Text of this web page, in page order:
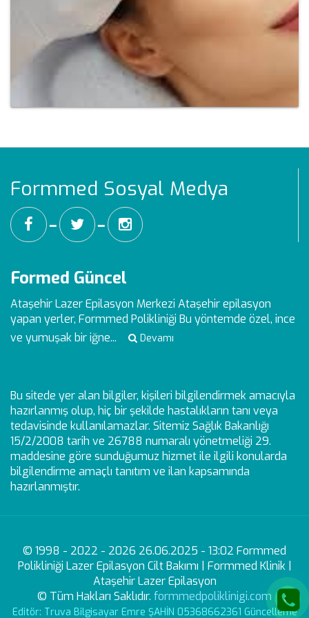
Formmed Sosyal Medya
━ ━
Formed Güncel
Ataşehir Lazer Epilasyon Merkezi Ataşehir epilasyon
yapan yerler, Formmed Polikliniği Bu yöntemde özel, ince
ve yumuşak bir iğne...
Devamı
Bu sitede yer alan bilgiler, kişileri bilgilendirmek amacıyla
hazırlanmış olup, hiç bir şekilde hastalıkların tanı veya
tedavisinde kullanılamazlar. Sitemiz Sağlık Bakanlığı
15/2/2008 tarih ve 26788 numaralı yönetmeliği 29.
maddesine göre sunduğumuz hizmet ile ilgili konularda
bilgilendirme amaçlı tanıtım ve ilan kapsamında
hazırlanmıştır.
© 1998 - 2022 - 2026 26.06.2025 - 13:02 Formmed
Polikliniği Lazer Epilasyon Cilt Bakımı | Formmed Klinik |
Ataşehir Lazer Epilasyon
© Tüm Hakları Saklıdır. formmedpoliklinigi.com
Editör: Truva Bilgisayar Emre ŞAHİN 05368662361 Güncelleme